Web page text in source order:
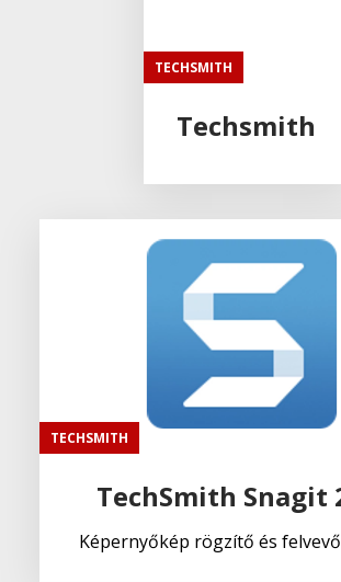
TECHSMITH
Techsmith
TECHSMITH
TechSmith Snagit
Képernyőkép rögzítő és